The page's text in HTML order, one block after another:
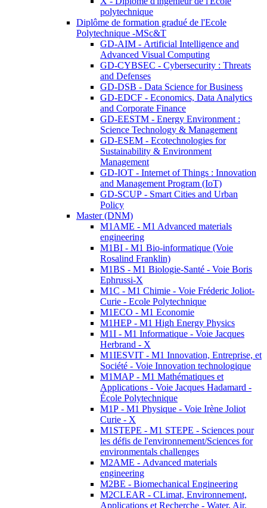
polytechnique
Diplôme de formation gradué de l'Ecole
Polytechnique -MSc&T
GD-AIM - Artificial Intelligence and
Advanced Visual Computing
GD-CYBSEC - Cybersecurity : Threats
and Defenses
GD-DSB - Data Science for Business
GD-EDCF - Economics, Data Analytics
and Corporate Finance
GD-EESTM - Energy Environment :
Science Technology & Management
GD-ESEM - Ecotechnologies for
Sustainability & Environment
Management
GD-IOT - Internet of Things : Innovation
and Management Program (IoT)
GD-SCUP - Smart Cities and Urban
Policy
Master (DNM)
M1AME - M1 Advanced materials
engineering
M1BI - M1 Bio-informatique (Voie
Rosalind Franklin)
M1BS - M1 Biologie-Santé - Voie Boris
Ephrussi-X
M1C - M1 Chimie - Voie Fréderic Joliot-
Curie - Ecole Polytechnique
M1ECO - M1 Economie
M1HEP - M1 High Energy Physics
M1I - M1 Informatique - Voie Jacques
Herbrand - X
M1IESVIT - M1 Innovation, Entreprise, et
Société - Voie Innovation technologique
M1MAP - M1 Mathématiques et
Applications - Voie Jacques Hadamard -
École Polytechnique
M1P - M1 Physique - Voie Irène Joliot
Curie - X
M1STEPE - M1 STEPE - Sciences pour
les défis de l'environnement/Sciences for
environmentals challenges
M2AME - Advanced materials
engineering
M2BE - Biomechanical Engineering
M2CLEAR - CLimat, Environnement,
Applications et Recherche - Water, Air,